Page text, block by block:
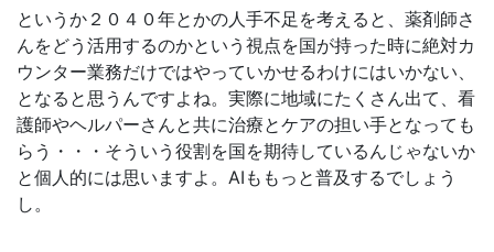
というか２０４０年とかの人手不足を考えると、薬剤師さ
んをどう活用するのかという視点を国が持った時に絶対カ
ウンター業務だけではやっていかせるわけにはいかない、
となると思うんですよね。実際に地域にたくさん出て、看
護師やヘルパーさんと共に治療とケアの担い手となっても
らう・・・そういう役割を国を期待しているんじゃないか
と個人的には思いますよ。AIももっと普及するでしょう
し。